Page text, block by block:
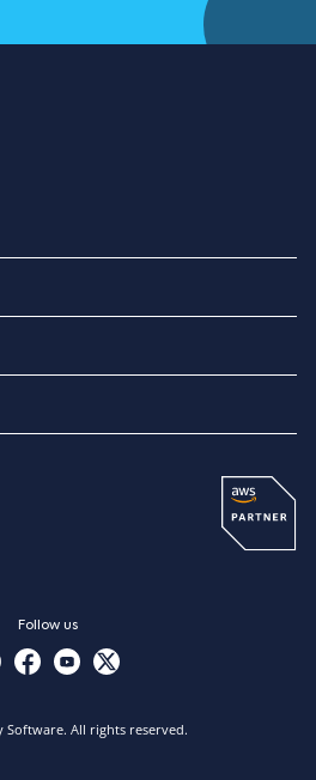
Follow us
All rights reserved.